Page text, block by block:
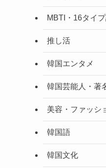
MBTI・16タイ
推し活
韓国エンタメ
韓国芸能人・著
美容・ファッシ
韓国語
韓国文化